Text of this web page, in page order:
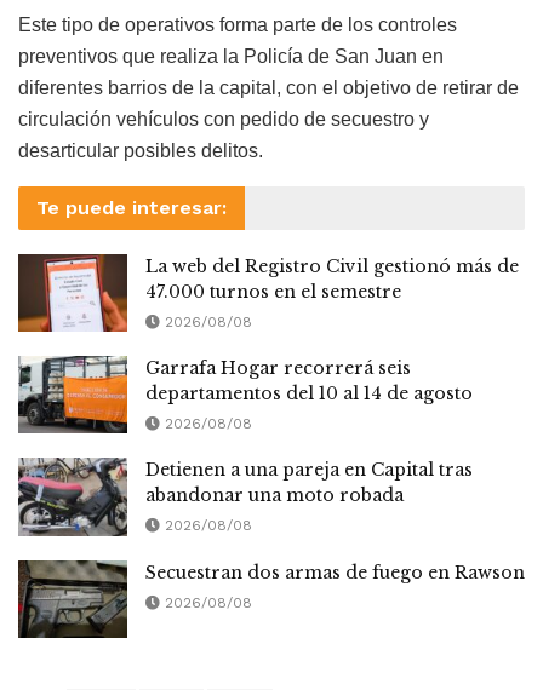
Este tipo de operativos forma parte de los controles
preventivos que realiza la Policía de San Juan en
diferentes barrios de la capital, con el objetivo de retirar de
circulación vehículos con pedido de secuestro y
desarticular posibles delitos.
Te puede interesar:
La web del Registro Civil gestionó más de
47.000 turnos en el semestre
2026/08/08
Garrafa Hogar recorrerá seis
departamentos del 10 al 14 de agosto
2026/08/08
Detienen a una pareja en Capital tras
abandonar una moto robada
2026/08/08
Secuestran dos armas de fuego en Rawson
2026/08/08